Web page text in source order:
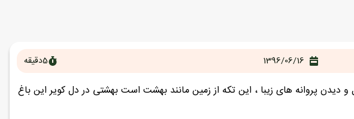
1396/06/16
5دقیقه
پروانه های زیبا ، این تکه از زمین مانند بهشت است بهشتی در دل کویر این باغ